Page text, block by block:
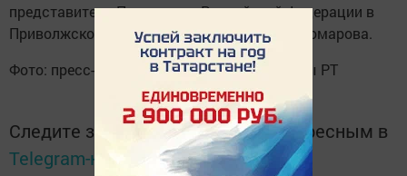
представителя Президента Российской Федерации в
Приволжском федеральном округе Игоря Комарова.
Фото: пресс-служба Министерства культуры РТ
Следите за самым важным и интересным в
Telegram-канале
Татмедиа